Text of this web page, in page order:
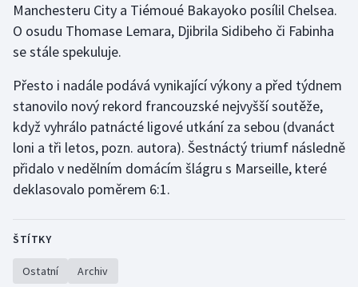
Ragby
Rychlobruslení
Rychlostní kanoistika
Short track
Sportovní střelba
Manchesteru City a Tiémoué Bakayoko posílil Chelsea.
O osudu Thomase Lemara, Djibrila Sidibeho či Fabinha
se stále spekuluje.
Přesto i nadále podává vynikající výkony a před týdnem
stanovilo nový rekord francouzské nejvyšší soutěže,
když vyhrálo patnácté ligové utkání za sebou (dvanáct
loni a tři letos, pozn. autora). Šestnáctý triumf následně
přidalo v nedělním domácím šlágru s Marseille, které
deklasovalo poměrem 6:1.
ŠTÍTKY
Ostatní Archiv